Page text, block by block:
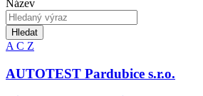
Název
Hledat
A C Z
AUTOTEST Pardubice s.r.o.